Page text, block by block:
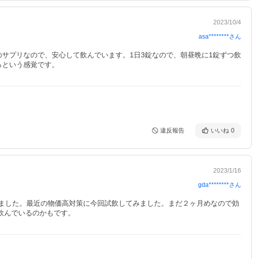
2023/10/4
asa********さん
プリなので、安心して飲んでいます。1日3錠なので、朝昼晩に1錠ずつ飲
いう感覚です。
違反報告 いいね 0
2023/1/16
gda********さん
た。最近の物価高対策に今回試飲してみました。まだ２ヶ月めなので効
でいるのかもです。